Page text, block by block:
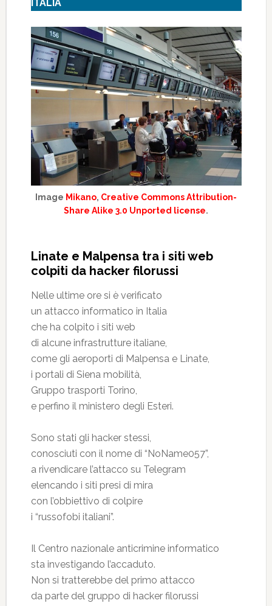
ITALIA
Image Mikano, Creative Commons Attribution-
Share Alike 3.0 Unported license.
Linate e Malpensa tra i siti web
colpiti da hacker filorussi
Nelle ultime ore si è verificato
un attacco informatico in Italia
che ha colpito i siti web
di alcune infrastrutture italiane,
come gli aeroporti di Malpensa e Linate,
i portali di Siena mobilità,
Gruppo trasporti Torino,
e perfino il ministero degli Esteri.
Sono stati gli hacker stessi,
conosciuti con il nome di “NoName057”,
a rivendicare l’attacco su Telegram
elencando i siti presi di mira
con l’obbiettivo di colpire
i “russofobi italiani”.
Il Centro nazionale anticrimine informatico
sta investigando l’accaduto.
Non si tratterebbe del primo attacco
da parte del gruppo di hacker filorussi